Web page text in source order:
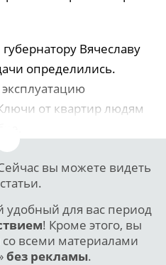
Вячеславу
определились.
от квартир людям
вы можете видеть
статьи.
для вас период
! Кроме этого, вы
всеми материалами
без рекламы.